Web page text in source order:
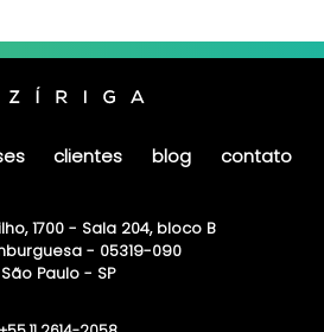
clientes blog contato
1700 - Sala 204, bloco B
- 05319-090
São Paulo - SP